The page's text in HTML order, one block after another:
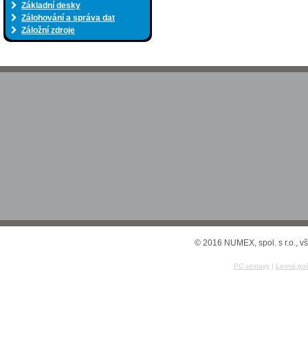
Základní desky
Zálohování a správa dat
Záložní zdroje
© 2016 NUMEX, spol. s r.o.,
PC sestavy | Levné